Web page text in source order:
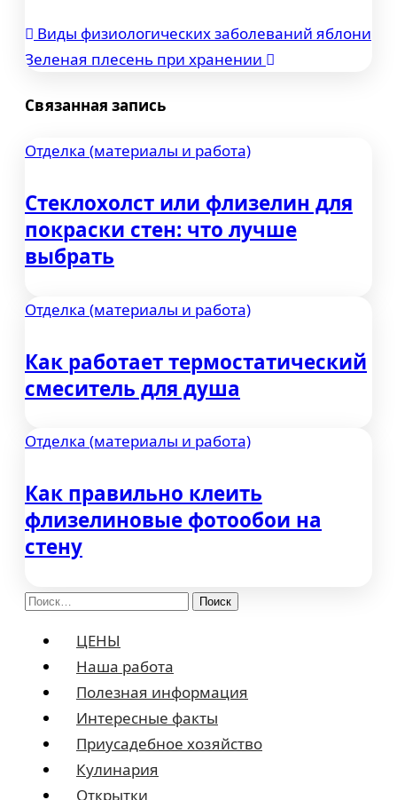
Навигация
записям
Виды физиологических заболеваний яблони
Зеленая плесень при хранении
Связанная запись
Отделка (материалы и работа)
Стеклохолст или флизелин для
покраски стен: что лучше
выбрать
Отделка (материалы и работа)
Как работает термостатический
смеситель для душа
Отделка (материалы и работа)
Как правильно клеить
флизелиновые фотообои на
стену
Найти:
ЦЕНЫ
Наша работа
Полезная информация
Интересные факты
Приусадебное хозяйство
Кулинария
Открытки